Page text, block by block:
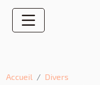
Accueil
Divers